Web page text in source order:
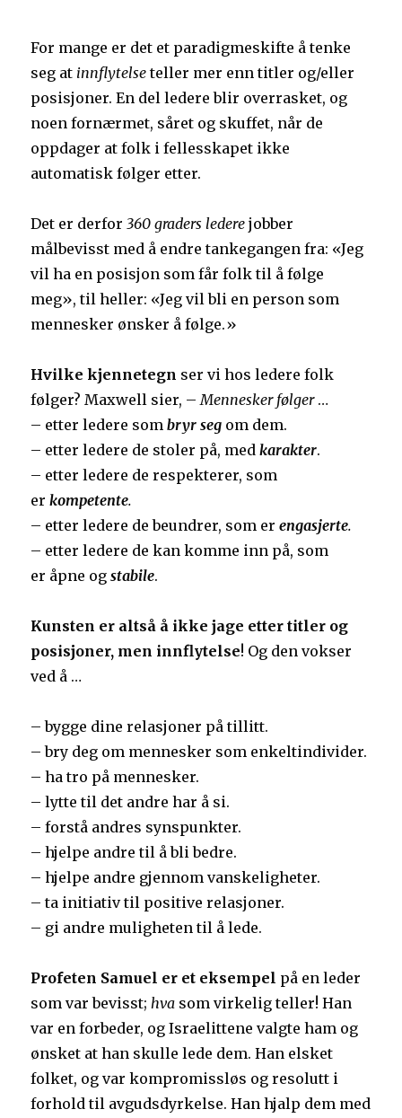
For mange er det et paradigmeskifte å tenke
seg at innflytelseteller mer enn titler og/eller
posisjoner. En del ledere blir overrasket, og
noen fornærmet, såret og skuffet, når de
oppdager at folk i fellesskapet ikke
automatisk følger etter.
Det er derfor 360 graders ledere jobber
målbevisst med å endre tankegangen fra: «Jeg
vil ha en posisjon som får folk til å følge
meg», til heller: «Jeg vil bli en person som
mennesker ønsker å følge.»
Hvilke kjennetegn ser vi hos ledere folk
følger? Maxwell sier, – Mennesker følger…
– etter ledere sombryr seg om dem.
– etter ledere de stoler på, medkarakter.
– etter ledere de respekterer, som
erkompetente.
– etter ledere de beundrer, som erengasjerte.
– etter ledere de kan komme inn på, som
er åpne ogstabile.
Kunsten er altså å ikke jage etter titler og
posisjoner, men innflytelse! Og den vokser
ved å …
– bygge dine relasjoner på tillitt.
– bry deg om mennesker som enkeltindivider.
– ha tro på mennesker.
– lytte til det andre har å si.
– forstå andres synspunkter.
– hjelpe andre til å bli bedre.
– hjelpe andre gjennom vanskeligheter.
– ta initiativ til positive relasjoner.
– gi andre muligheten til å lede.
Profeten Samuel er et eksempel på en leder
som var bevisst; hva som virkelig teller! Han
var en forbeder, og Israelittene valgte ham og
ønsket at han skulle lede dem. Han elsket
folket, og var kompromissløs og resolutt i
forhold til avgudsdyrkelse. Han hjalp dem med